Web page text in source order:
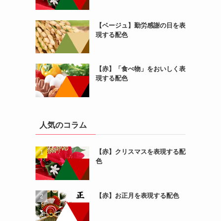
【ベージュ】勤労感謝の日を表
現する配色
【赤】「食べ物」をおいしく表
現する配色
人気のコラム
【赤】クリスマスを表現する配
色
【赤】お正月を表現する配色